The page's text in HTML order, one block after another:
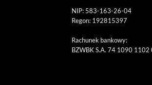
NIP: 583-163-26-04
Regon: 192815397
Rachunek bankowy:
BZWBK S.A. 74 1090